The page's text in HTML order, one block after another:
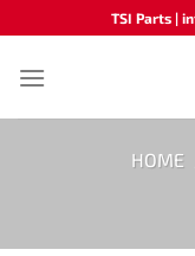
naar
inhoud
TSI Parts |
HOME